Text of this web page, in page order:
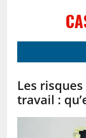
Les
travail :